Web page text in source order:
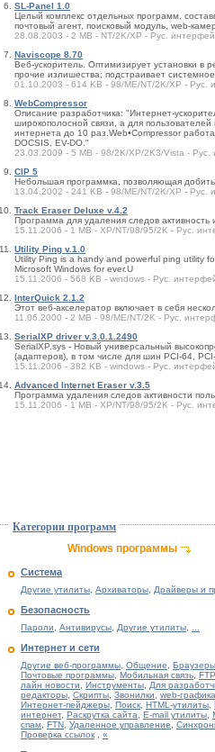
SL-Panel 1.0
Целый комплекс отдельных программ,
почтовый агент, поисковый модуль, web-
28.08.2003 - 2 MB - NT/2K/XP - Рус.
Naviscope 8.70
Веб-ускоритель. Оптимизирует установки в
прочие излишества; подстраивает
01.10.2003 - 614 KB - 98/ME/NT/2K/XP - Рус.
WebCompressor
Описание разработчика: "Интернет-
широкополосной связи, а для
интернета до 10 раз.Web•Compressor
DOCSIS, EV-DO."
23.03.2009 - 5 MB - 98/2K/XP/2K3/Vista - Рус.
CIP 5
Небольшая программка, позволяющая
13.04.2002 - 241 KB - 98/ME/NT/2K/XP - Рус.
Track Eraser Deluxe v.4.2
Программа для удаления следов
15.11.2006 - 1 MB - XP/NT/98/95/2K - Рус.
Utility Ping v.1.0
Utility Ping is a handy and powerful ping utility
Microsoft Windows for ever.U
15.11.2006 - 568 KB - windows - Рус.
InterQuick 2.1.2
Этот веб-акселератор включает в себя
11.06.2000 - 2 MB - 98/ME/NT/2K - Рус.
SerialXP driver v.3.0.1.2490
SerialXP.sys - Новый универсальный
(адаптеров), в том числе для шин PCI-64,
15.11.2006 - 382 KB - windows - Рус.
Advanced Internet Eraser v.3.5
Программа удаления следов активности
15.11.2006 - 1 MB - XP/NT/98/95/2K - Рус.
Категории программ
Windows программы
Система
Другие утилиты, Архиваторы, Драйверы и
Безопасность
Пароли, Антивирусы, Другие утилиты, ...
Интернет и сети
Другие веб-программы, Общение, Браузеры
Почтовые программы, Мобильная связь, FTP
лайн новости, Инструменты, Для
редакторы, Скрипты, Звонилки, web-графика
Интернет-пейджеры, Поиск, HTML-утилиты,
интернет, Раскрутка сайта, E-mail утилиты,
спам, FTN, Удаленное управление,
Проверка ссылок, «